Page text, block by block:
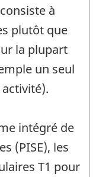
à
plutôt que
la plupart
un seul
intégré de
(PISE), les
T1 pour